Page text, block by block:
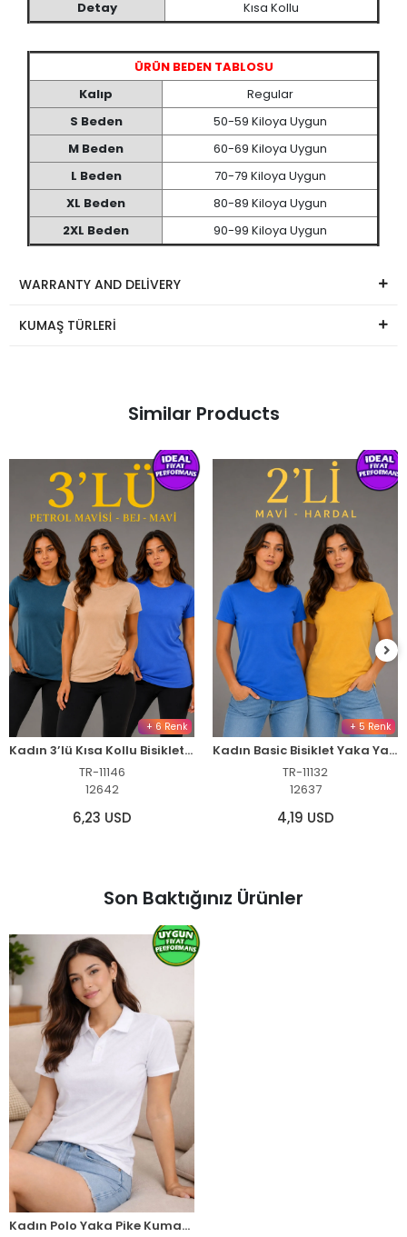
Detay Kısa Kollu
ÜRÜN BEDEN TABLOSU
Kalıp
Regular
S Beden
50-59 Kiloya Uygun
M Beden
60-69 Kiloya Uygun
L Beden
70-79 Kiloya Uygun
XL Beden
80-89 Kiloya Uygun
2XL Beden
90-99 Kiloya Uygun
WARRANTY AND DELİVERY
KUMAŞ TÜRLERİ
Similar Products
+ 6 Renk
Kadın 3’lü Kısa Kollu Bisiklet Yaka Basic Slim Fit T-Shirt -Petrol Mavisi - Bej - Mavi
TR-11146
12642
6,23 USD
+ 5 Renk
Kadın Basic Bisiklet Yaka Yazlık Slim fit T-Shirt - Mavi & Hardal Sarısı
TR-11132
12637
4,19 USD
Son Baktığınız Ürünler
Kadın Polo Yaka Pike Kumaş Düğmeli Basic Tişört T-Shirt Günlük Rahat - Beyaz